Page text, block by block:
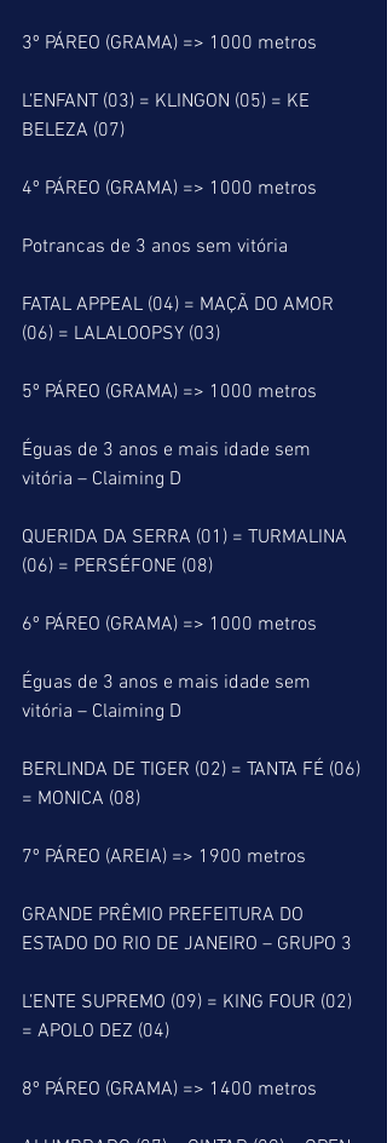
3º PÁREO (GRAMA) => 1000 metros
L’ENFANT (03) = KLINGON (05) = KE
BELEZA (07)
4º PÁREO (GRAMA) => 1000 metros
Potrancas de 3 anos sem vitória
FATAL APPEAL (04) = MAÇÃ DO AMOR
(06) = LALALOOPSY (03)
5º PÁREO (GRAMA) => 1000 metros
Éguas de 3 anos e mais idade sem
vitória – Claiming D
QUERIDA DA SERRA (01) = TURMALINA
(06) = PERSÉFONE (08)
6º PÁREO (GRAMA) => 1000 metros
Éguas de 3 anos e mais idade sem
vitória – Claiming D
BERLINDA DE TIGER (02) = TANTA FÉ (06)
= MONICA (08)
7º PÁREO (AREIA) => 1900 metros
GRANDE PRÊMIO PREFEITURA DO
ESTADO DO RIO DE JANEIRO – GRUPO 3
L’ENTE SUPREMO (09) = KING FOUR (02)
= APOLO DEZ (04)
8º PÁREO (GRAMA) => 1400 metros